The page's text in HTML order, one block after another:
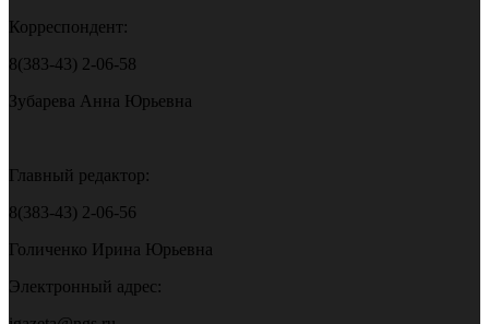
Корреспондент:
8(383-43) 2-06-58
Зубарева Анна Юрьевна
Главный редактор:
8(383-43) 2-06-56
Голиченко Ирина Юрьевна
Электронный адрес: